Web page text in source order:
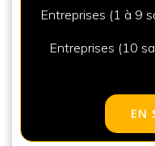
Entreprises (1 à 9
Entreprises (10
EN